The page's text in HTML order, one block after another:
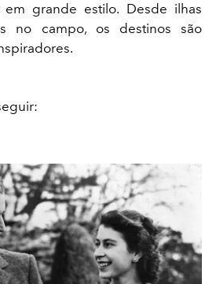
em grande estilo. Desde ilhas
no campo, os destinos são